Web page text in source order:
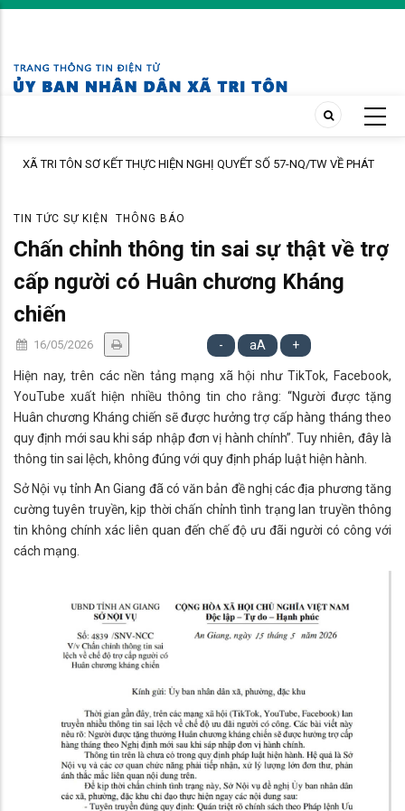
Skip
content
SƠ KẾT THỰC HIỆN NGHỊ QUYẾT SỐ 57-NQ/TW VỀ PHÁT
Trạm Y tế xã
TIN TỨC SỰ KIỆN THÔNG BÁO
Chấn chỉnh thông tin sai sự thật về trợ
cấp người có Huân chương Kháng
chiến
16/05/2026 - aA +
Hiện nay, trên các nền tảng mạng xã hội như TikTok, Facebook,
YouTube xuất hiện nhiều thông tin cho rằng: “Người được tặng
Huân chương Kháng chiến sẽ được hưởng trợ cấp hàng tháng theo
quy định mới sau khi sáp nhập đơn vị hành chính”. Tuy nhiên, đây là
thông tin sai lệch, không đúng với quy định pháp luật hiện hành.
Sở Nội vụ tỉnh An Giang đã có văn bản đề nghị các địa phương tăng
cường tuyên truyền, kịp thời chấn chỉnh tình trạng lan truyền thông
tin không chính xác liên quan đến chế độ ưu đãi người có công với
cách mạng.